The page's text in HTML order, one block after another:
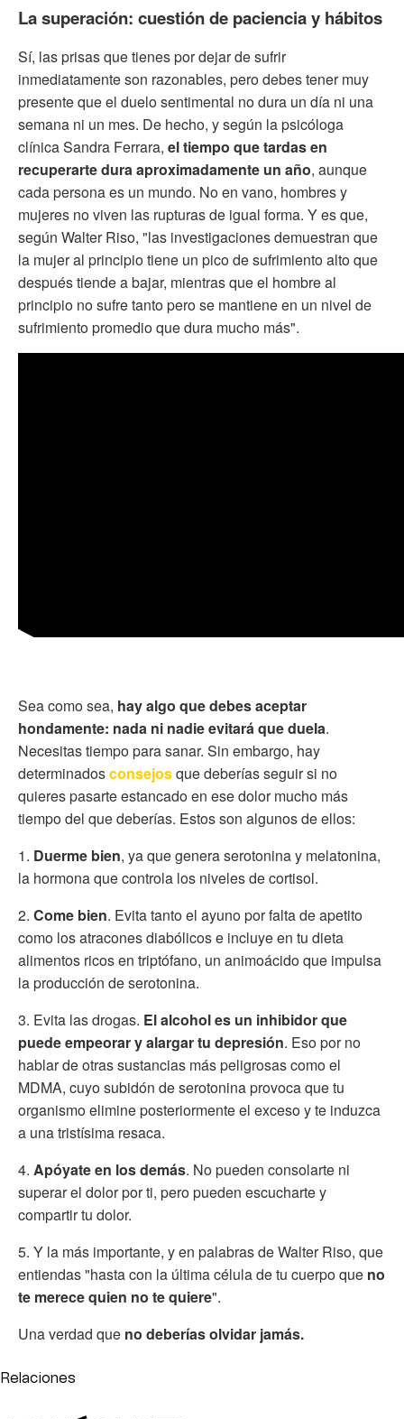
La superación: cuestión de paciencia y hábitos
Sí, las prisas que tienes por dejar de sufrir
inmediatamente son razonables, pero debes tener muy
presente que el duelo sentimental no dura un día ni una
semana ni un mes. De hecho, y según la psicóloga
clínica Sandra Ferrara, el tiempo que tardas en
recuperarte dura aproximadamente un año, aunque
cada persona es un mundo. No en vano, hombres y
mujeres no viven las rupturas de igual forma. Y es que,
según Walter Riso, "las investigaciones demuestran que
la mujer al principio tiene un pico de sufrimiento alto que
después tiende a bajar, mientras que el hombre al
principio no sufre tanto pero se mantiene en un nivel de
sufrimiento promedio que dura mucho más".
Sea como sea, hay algo que debes aceptar
hondamente: nada ni nadie evitará que duela.
Necesitas tiempo para sanar. Sin embargo, hay
determinadosconsejosque deberías seguir si no
quieres pasarte estancado en ese dolor mucho más
tiempo del que deberías. Estos son algunos de ellos:
1. Duerme bien, ya que genera serotonina y melatonina,
la hormona que controla los niveles de cortisol.
2. Come bien. Evita tanto el ayuno por falta de apetito
como los atracones diabólicos e incluye en tu dieta
alimentos ricos en triptófano, un animoácido que impulsa
la producción de serotonina.
3. Evita las drogas. El alcohol es un inhibidor que
puede empeorar y alargar tu depresión. Eso por no
hablar de otras sustancias más peligrosas como el
MDMA, cuyo subidón de serotonina provoca que tu
organismo elimine posteriormente el exceso y te induzca
a una tristísima resaca.
4. Apóyate en los demás. No pueden consolarte ni
superar el dolor por ti, pero pueden escucharte y
compartir tu dolor.
5. Y la más importante, y en palabras de Walter Riso, que
entiendas "hasta con la última célula de tu cuerpo que no
te merece quien no te quiere".
Una verdad que no deberías olvidar jamás.
Relaciones